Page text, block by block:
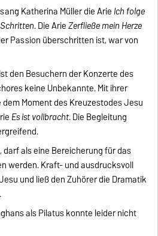
Katherina Müller die Arie Ich folge
. Die ArieZerfließe mein Herze
Passion überschritten ist, war von
den Besuchern der Konzerte des
keine Unbekannte. Mit ihrer
Moment des Kreuzestodes Jesu
Es ist vollbracht. Die Begleitung
darf als eine Bereicherung für das
werden. Kraft- und ausdrucksvoll
und ließ den Zuhörer die Dramatik
als Pilatus konnte leider nicht